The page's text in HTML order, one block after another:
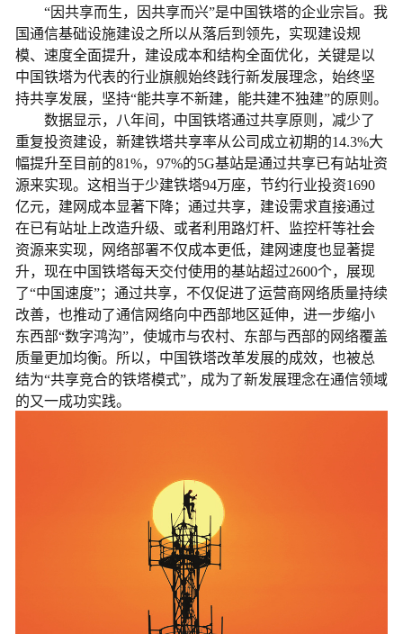
“因共享而生，因共享而兴”是中国铁塔的企业宗旨。我
国通信基础设施建设之所以从落后到领先，实现建设规
模、速度全面提升，建设成本和结构全面优化，关键是以
中国铁塔为代表的行业旗舰始终践行新发展理念，始终坚
持共享发展，坚持“能共享不新建，能共建不独建”的原则。
数据显示，八年间，中国铁塔通过共享原则，减少了
重复投资建设，新建铁塔共享率从公司成立初期的14.3%大
幅提升至目前的81%，97%的5G基站是通过共享已有站址资
源来实现。这相当于少建铁塔94万座，节约行业投资1690
亿元，建网成本显著下降；通过共享，建设需求直接通过
在已有站址上改造升级、或者利用路灯杆、监控杆等社会
资源来实现，网络部署不仅成本更低，建网速度也显著提
升，现在中国铁塔每天交付使用的基站超过2600个，展现
了“中国速度”；通过共享，不仅促进了运营商网络质量持续
改善，也推动了通信网络向中西部地区延伸，进一步缩小
东西部“数字鸿沟”，使城市与农村、东部与西部的网络覆盖
质量更加均衡。所以，中国铁塔改革发展的成效，也被总
结为“共享竞合的铁塔模式”，成为了新发展理念在通信领域
的又一成功实践。